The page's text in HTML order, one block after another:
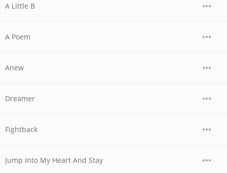
A Little B
A Poem
Anew
Dreamer
Fightback
Jump Into My Heart And Stay